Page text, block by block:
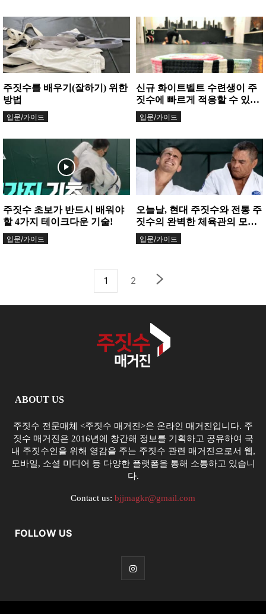
주짓수를 배우기(잘하기) 위한
방법
입문/가이드
신규 화이트벨트 수련생이 주
짓수에 빠르게 적응할 수 있는
5가지 움직임
입문/가이드
주짓수 초보가 반드시 배워야
할 4가지 테이크다운 기술!
입문/가이드
오늘날, 현대 주짓수와 전통 주
짓수의 완벽한 체육관의 모습
이란?
입문/가이드
1 2
ABOUT US
주짓수 전문매체 <주짓수 매거진>은 온라인 매거진입니다. 주
짓수 매거진은 2016년에 창간해 정보를 기획하고 공유하여 국
내 주짓수인을 위해 영감을 주는 주짓수 관련 매거진으로서 웹,
모바일, 소셜 미디어 등 다양한 플랫폼을 통해 소통하고 있습니
다.
Contact us: bjjmagkr@gmail.com
FOLLOW US